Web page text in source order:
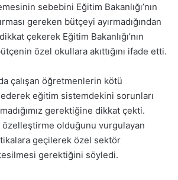
sebebini Eğitim Bakanlığı’nın
gereken bütçeyi ayırmadığından
çekerek Eğitim Bakanlığı’nın
özel okullara akıttığını ifade etti.
çalışan öğretmenlerin kötü
eğitim sistemdekini sorunları
gerektiğine dikkat çekti.
özelleştirme olduğunu vurgulayan
geçilerek özel sektör
gerektiğini söyledi.